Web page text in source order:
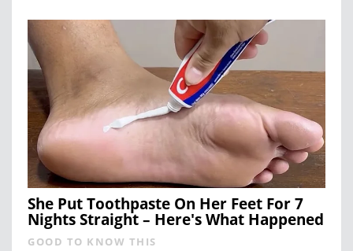
She Put Toothpaste On Her Feet For 7
Nights Straight – Here's What Happened
GOOD TO KNOW THIS